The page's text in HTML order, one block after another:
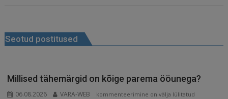
o
o
n
s
Seotud postitused
Millised tähemärgid on kõige parema ööunega?
06.08.2026 VARA-WEB
Millised
kommenteerimine on välja lülitatud